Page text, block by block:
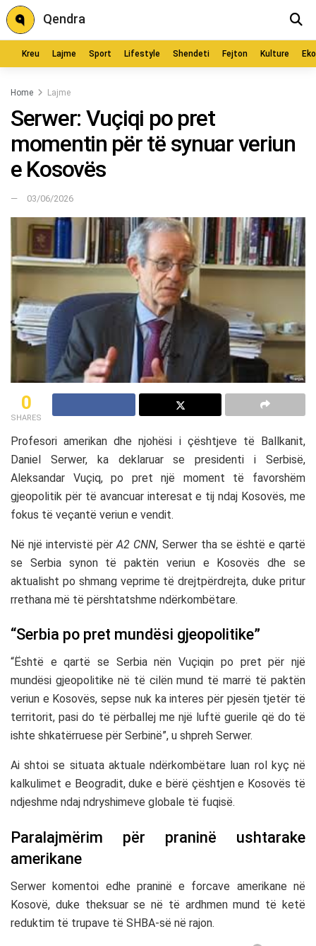
Qendra
Kreu Lajme Sport Lifestyle Shendeti Fejton Kulture
Home Lajme
Serwer: Vuçiqi po pret
momentin për të synuar veriun
e Kosovës
03/06/2026
0
SHARES
Profesori amerikan dhe njohësi i çështjeve të Ballkanit,
Daniel Serwer, ka deklaruar se presidenti i Serbisë,
Aleksandar Vuçiq, po pret një moment të favorshëm
gjeopolitik për të avancuar interesat e tij ndaj Kosovës, me
fokus të veçantë veriun e vendit.
Në një intervistë përA2 CNN, Serwer tha se është e qartë
se Serbia synon të paktën veriun e Kosovës dhe se
aktualisht po shmang veprime të drejtpërdrejta, duke pritur
rrethana më të përshtatshme ndërkombëtare.
“Serbia po pret mundësi gjeopolitike”
“Është e qartë se Serbia nën Vuçiqin po pret për një
mundësi gjeopolitike në të cilën mund të marrë të paktën
veriun e Kosovës, sepse nuk ka interes për pjesën tjetër të
territorit, pasi do të përballej me një luftë guerile që do të
ishte shkatërruese për Serbinë”, u shpreh Serwer.
Ai shtoi se situata aktuale ndërkombëtare luan rol kyç në
kalkulimet e Beogradit, duke e bërë çështjen e Kosovës të
ndjeshme ndaj ndryshimeve globale të fuqisë.
Paralajmërim për praninë ushtarake
amerikane
Serwer komentoi edhe praninë e forcave amerikane në
Kosovë, duke theksuar se në të ardhmen mund të ketë
reduktim të trupave të SHBA-së në rajon.